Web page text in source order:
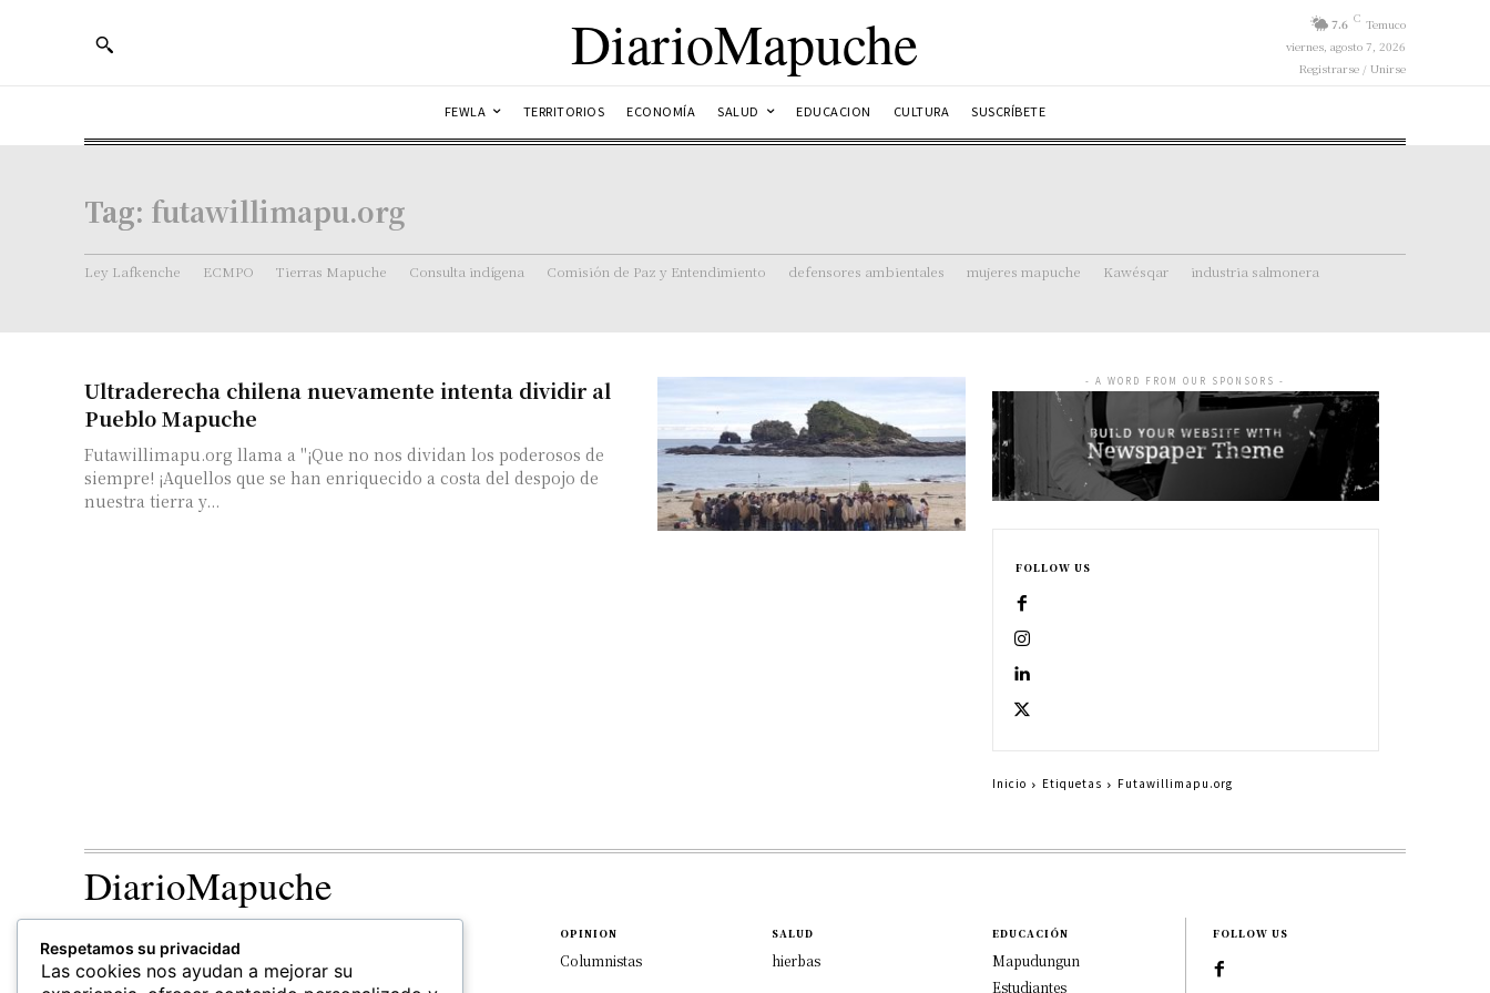
DiarioMapuche 7.6 C Temuco
viernes, agosto 7, 2026
Registrarse / Unirse
FEWLA TERRITORIOS ECONOMÍA SALUD EDUCACION CULTURA SUSCRÍBETE
Tag: futawillimapu.org
Ley Lafkenche ECMPO Tierras Mapuche Consulta indígena Comisión de Paz y Entendimiento defensores ambientales mujeres mapuche Kawésqar industria salmonera
Ultraderecha chilena nuevamente intenta dividir al
Pueblo Mapuche
Futawillimapu.org llama a "¡Que no nos dividan los poderosos de
siempre! ¡Aquellos que se han enriquecido a costa del despojo de
nuestra tierra y...
- A WORD FROM OUR SPONSORS -
FOLLOW US
Inicio Etiquetas Futawillimapu.org
DiarioMapuche
OPINION
Columnistas
SALUD
hierbas
EDUCACIÓN
Mapudungun
Estudiantes
FOLLOW US
Respetamos su privacidad
Las cookies nos ayudan a mejorar su